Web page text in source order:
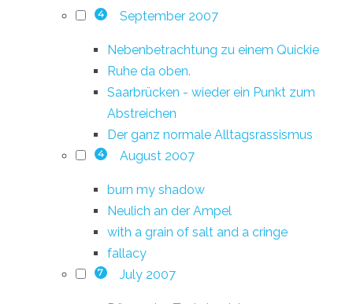
4 September 2007
Nebenbetrachtung zu einem Quickie
Ruhe da oben.
Saarbrücken - wieder ein Punkt zum
Abstreichen
Der ganz normale Alltagsrassismus
4 August 2007
burn my shadow
Neulich an der Ampel
with a grain of salt and a cringe
fallacy
7 July 2007